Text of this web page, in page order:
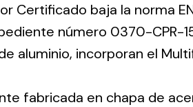
Certificado baja la norma
número 0370-CPR-
aluminio, incorporan el
fabricada en chapa de